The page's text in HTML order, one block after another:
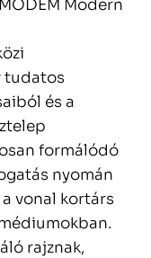
Modern
tudatos
és a
formálódó
nyomán
vonal kortárs
rajznak,